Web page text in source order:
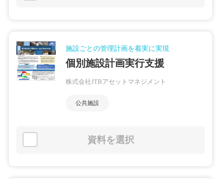
施設ごとの管理計画を着実に実現
個別施設計画実行支援
株式会社JTBアセットマネジメント
公共施設
資料を選択